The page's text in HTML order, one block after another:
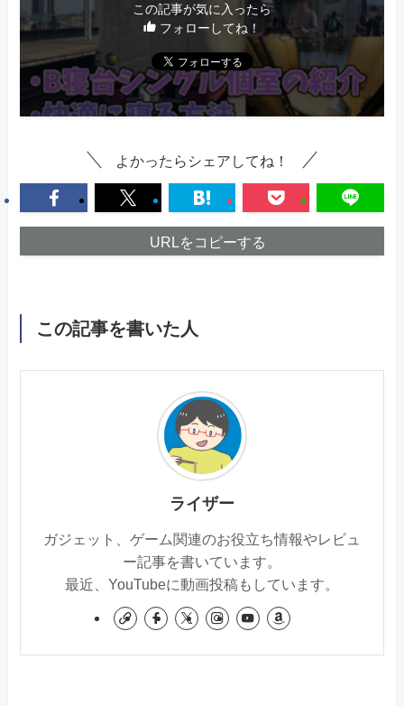
この記事が気に入ったら
フォローしてね！
よかったらシェアしてね！
URLをコピーする
この記事を書いた人
ライザー
ガジェット、ゲーム関連のお役立ち情報やレビュ
ー記事を書いています。
最近、YouTubeに動画投稿もしています。